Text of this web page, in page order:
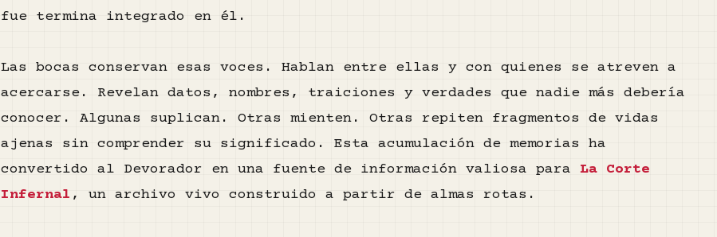
fue termina integrado en él.
Las bocas conservan esas voces. Hablan entre ellas y con quienes se atreven a
acercarse. Revelan datos, nombres, traiciones y verdades que nadie más debería
conocer. Algunas suplican. Otras mienten. Otras repiten fragmentos de vidas
ajenas sin comprender su significado. Esta acumulación de memorias ha
convertido al Devorador en una fuente de información valiosa para La Corte
Infernal , un archivo vivo construido a partir de almas rotas.